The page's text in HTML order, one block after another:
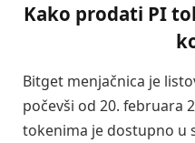
Kako prodati PI
Bitget menjačnica je
počevši od 20. februara
tokenima je dostupno u